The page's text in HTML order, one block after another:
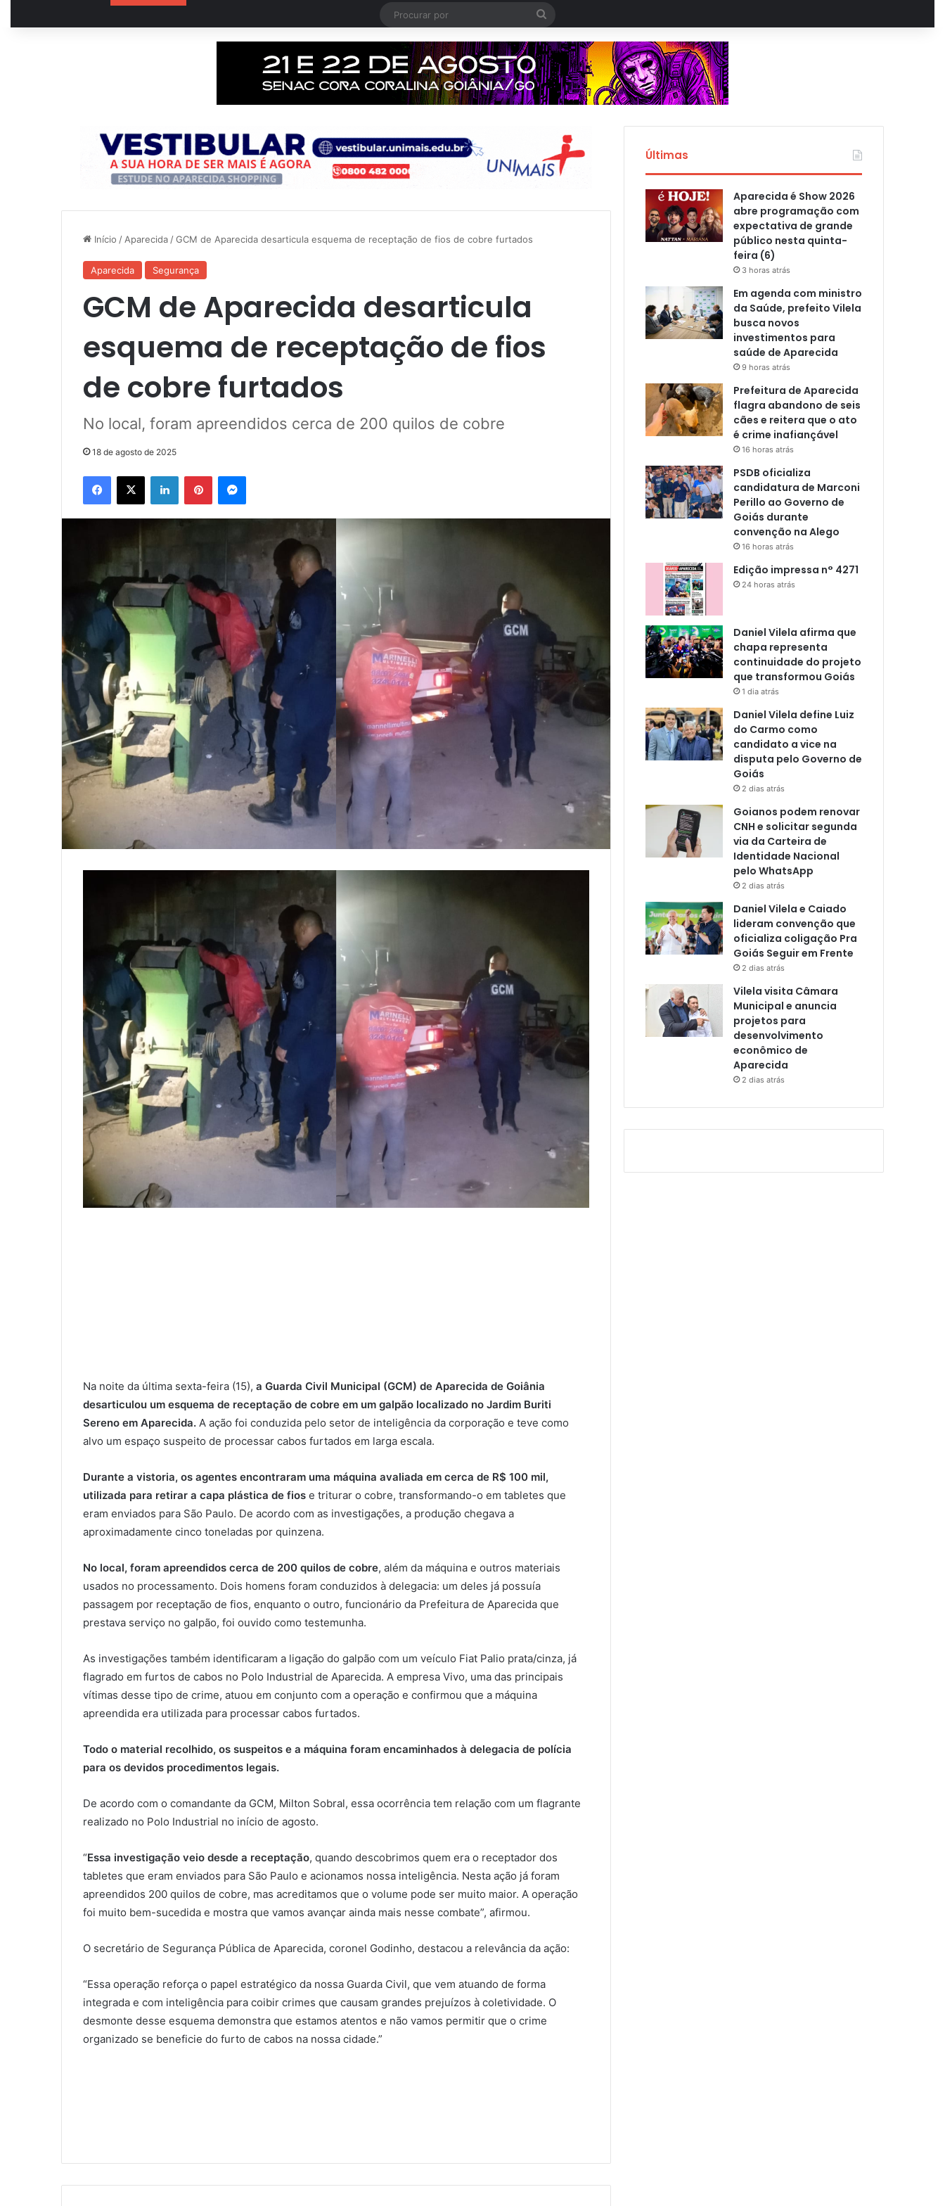
Procurar
por
Início / Aparecida /GCM de Aparecida desarticula esquema de receptação de fios de cobre furtados
Aparecida Segurança
GCM de Aparecida desarticula
esquema de receptação de fios
de cobre furtados
No local, foram apreendidos cerca de 200 quilos de cobre
18 de agosto de 2025
Facebook
X LinkedinPinterestMessenger
Na noite da última sexta-feira (15), a Guarda Civil Municipal (GCM) de Aparecida de Goiânia
desarticulou um esquema de receptação de cobre em um galpão localizado no Jardim Buriti
Sereno em Aparecida. A ação foi conduzida pelo setor de inteligência da corporação e teve como
alvo um espaço suspeito de processar cabos furtados em larga escala.
Durante a vistoria, os agentes encontraram uma máquina avaliada em cerca de R$ 100 mil,
utilizada para retirar a capa plástica de fios e triturar o cobre, transformando-o em tabletes que
eram enviados para São Paulo. De acordo com as investigações, a produção chegava a
aproximadamente cinco toneladas por quinzena.
No local, foram apreendidos cerca de 200 quilos de cobre, além da máquina e outros materiais
usados no processamento. Dois homens foram conduzidos à delegacia: um deles já possuía
passagem por receptação de fios, enquanto o outro, funcionário da Prefeitura de Aparecida que
prestava serviço no galpão, foi ouvido como testemunha.
As investigações também identificaram a ligação do galpão com um veículo Fiat Palio prata/cinza, já
flagrado em furtos de cabos no Polo Industrial de Aparecida. A empresa Vivo, uma das principais
vítimas desse tipo de crime, atuou em conjunto com a operação e confirmou que a máquina
apreendida era utilizada para processar cabos furtados.
Todo o material recolhido, os suspeitos e a máquina foram encaminhados à delegacia de polícia
para os devidos procedimentos legais.
De acordo com o comandante da GCM, Milton Sobral, essa ocorrência tem relação com um flagrante
realizado no Polo Industrial no início de agosto.
“Essa investigação veio desde a receptação, quando descobrimos quem era o receptador dos
tabletes que eram enviados para São Paulo e acionamos nossa inteligência. Nesta ação já foram
apreendidos 200 quilos de cobre, mas acreditamos que o volume pode ser muito maior. A operação
foi muito bem-sucedida e mostra que vamos avançar ainda mais nesse combate”, afirmou.
O secretário de Segurança Pública de Aparecida, coronel Godinho, destacou a relevância da ação:
“Essa operação reforça o papel estratégico da nossa Guarda Civil, que vem atuando de forma
integrada e com inteligência para coibir crimes que causam grandes prejuízos à coletividade. O
desmonte desse esquema demonstra que estamos atentos e não vamos permitir que o crime
organizado se beneficie do furto de cabos na nossa cidade.”
Últimas
Aparecida é Show 2026
abre programação com
expectativa de grande
público nesta quinta-
feira (6)
3 horas atrás
Em agenda com ministro
da Saúde, prefeito Vilela
busca novos
investimentos para
saúde de Aparecida
9 horas atrás
Prefeitura de Aparecida
flagra abandono de seis
cães e reitera que o ato
é crime inafiançável
16 horas atrás
PSDB oficializa
candidatura de Marconi
Perillo ao Governo de
Goiás durante
convenção na Alego
16 horas atrás
Edição impressa n° 4271
24 horas atrás
Daniel Vilela afirma que
chapa representa
continuidade do projeto
que transformou Goiás
1 dia atrás
Daniel Vilela define Luiz
do Carmo como
candidato a vice na
disputa pelo Governo de
Goiás
2 dias atrás
Goianos podem renovar
CNH e solicitar segunda
via da Carteira de
Identidade Nacional
pelo WhatsApp
2 dias atrás
Daniel Vilela e Caiado
lideram convenção que
oficializa coligação Pra
Goiás Seguir em Frente
2 dias atrás
Vilela visita Câmara
Municipal e anuncia
projetos para
desenvolvimento
econômico de
Aparecida
2 dias atrás